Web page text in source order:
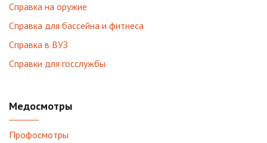
Справка на оружие
Справка для бассейна и фитнеса
Справка в ВУЗ
Справки для госслужбы
Медосмотры
Профосмотры